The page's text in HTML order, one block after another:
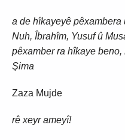
a de hîkayeyê pêxambera
Nuh, Îbrahîm, Yusuf û
pêxamber ra hîkaye
Şima
Zaza Mujde
rê xeyr ameyî!